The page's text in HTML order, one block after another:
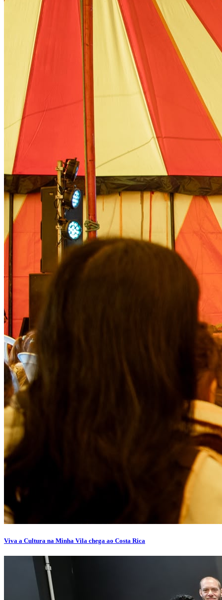
Viva a Cultura na Minha Vila chega ao Costa Rica